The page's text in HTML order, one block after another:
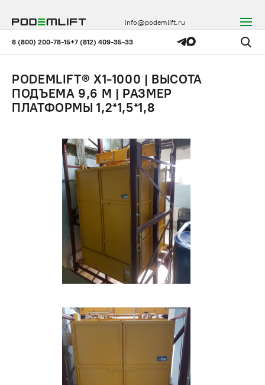
8 (800) 200-78-15+7 (812) 409-35-33
info@podemlift.ru
PODEMLIFT® X1-1000 | ВЫСОТА
ПОДЪЕМА 9,6 М | РАЗМЕР
ПЛАТФОРМЫ 1,2*1,5*1,8